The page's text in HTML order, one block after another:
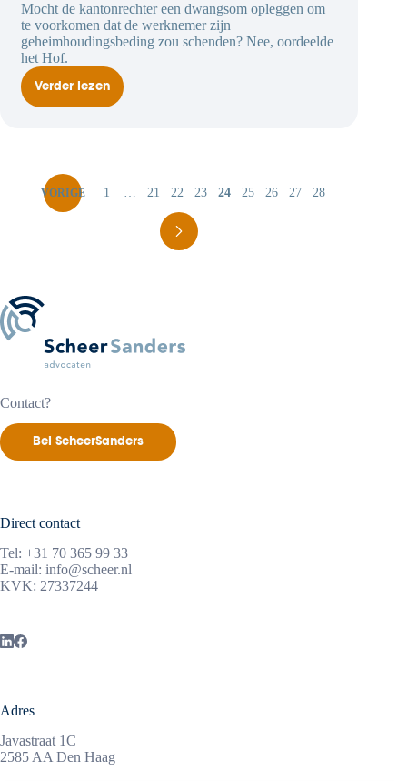
Mocht de kantonrechter een dwangsom opleggen om
te voorkomen dat de werknemer zijn
geheimhoudingsbeding zou schenden? Nee, oordeelde
het Hof.
Verder lezen
Geen
dwangsom
VORIGE 1 … 21 22 23 24 25 26 27 28
Contact?
Bel ScheerSanders
Direct contact
Tel: +31 70 365 99 33
E-mail: info@scheer.nl
KVK: 27337244
Adres
Javastraat 1C
2585 AA Den Haag